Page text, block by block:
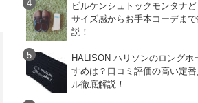
ビルケンシュトックモンタナど
サイズ感からお手本コーデま
説！
HALISON ハリソンのロングホ
すめは？口コミ評価の高い定
ル徹底解説！